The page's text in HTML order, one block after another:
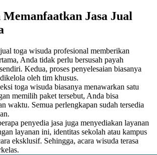
Jasa Jual
toga wisuda profesional memberikan
Anda tidak perlu bersusah payah
Kedua, proses penyelesaian biasanya
oleh tim khusus.
toga wisuda biasanya menawarkan satu
memilih paket tersebut, Anda bisa
waktu. Semua perlengkapan sudah tersedia
penyedia jasa juga menyediakan layanan
layanan ini, identitas sekolah atau kampus
eksklusif. Sehingga, acara wisuda terasa